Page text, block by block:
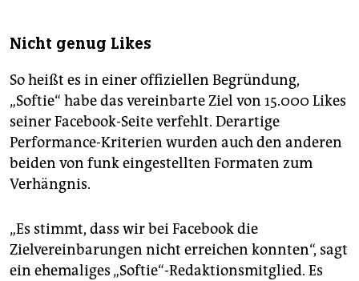
Nicht genug Likes
So heißt es in einer offiziellen Begründung,
„Softie“ habe das vereinbarte Ziel von 15.000 Likes
seiner Facebook-Seite verfehlt. Derartige
Performance-Kriterien wurden auch den anderen
beiden von funk eingestellten Formaten zum
Verhängnis.
„Es stimmt, dass wir bei Face­book die
Zielvereinbarungen nicht erreichen konnten“, sagt
ein ehemaliges „Softie“-Redaktionsmitglied. Es